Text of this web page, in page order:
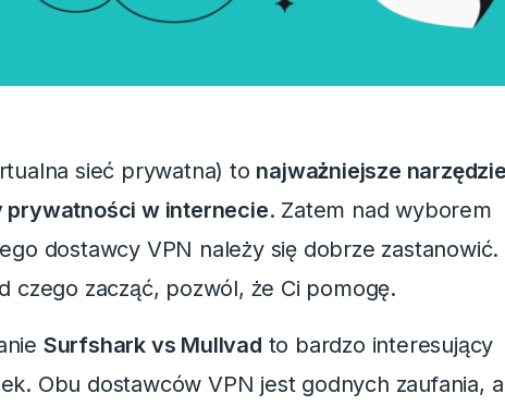
sieć prywatna) to najważniejsze
prywatności w internecie. Zatem nad wyborem
dostawcy VPN należy się dobrze zastanowić.
czego zacząć, pozwól, że Ci pomogę.
Surfshark vs Mullvad to bardzo interesujący
Obu dostawców VPN jest godnych zaufania,